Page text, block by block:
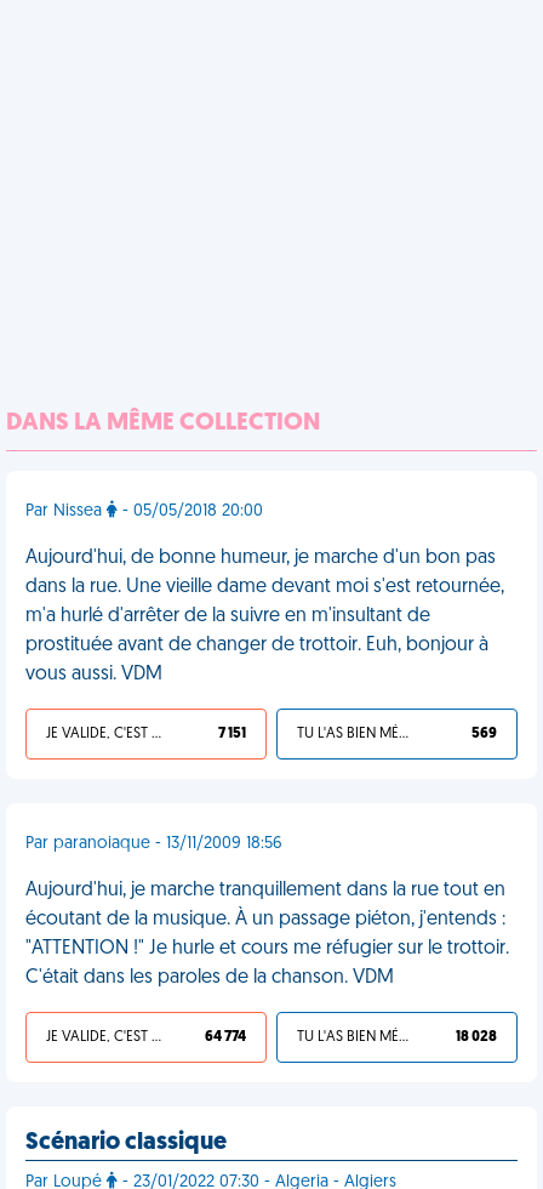
DANS LA MÊME COLLECTION
Par Nissea - 05/05/2018 20:00
Aujourd'hui, de bonne humeur, je marche d'un bon pas
dans la rue. Une vieille dame devant moi s'est retournée,
m'a hurlé d'arrêter de la suivre en m'insultant de
prostituée avant de changer de trottoir. Euh, bonjour à
vous aussi. VDM
JE VALIDE, C'EST UNE VDM 7 151 TU L'AS BIEN MÉRITÉ 569
Par paranoiaque - 13/11/2009 18:56
Aujourd'hui, je marche tranquillement dans la rue tout en
écoutant de la musique. À un passage piéton, j'entends :
"ATTENTION !" Je hurle et cours me réfugier sur le trottoir.
C'était dans les paroles de la chanson. VDM
JE VALIDE, C'EST UNE VDM 64 774 TU L'AS BIEN MÉRITÉ 18 028
Scénario classique
Par Loupé - 23/01/2022 07:30 - Algeria - Algiers